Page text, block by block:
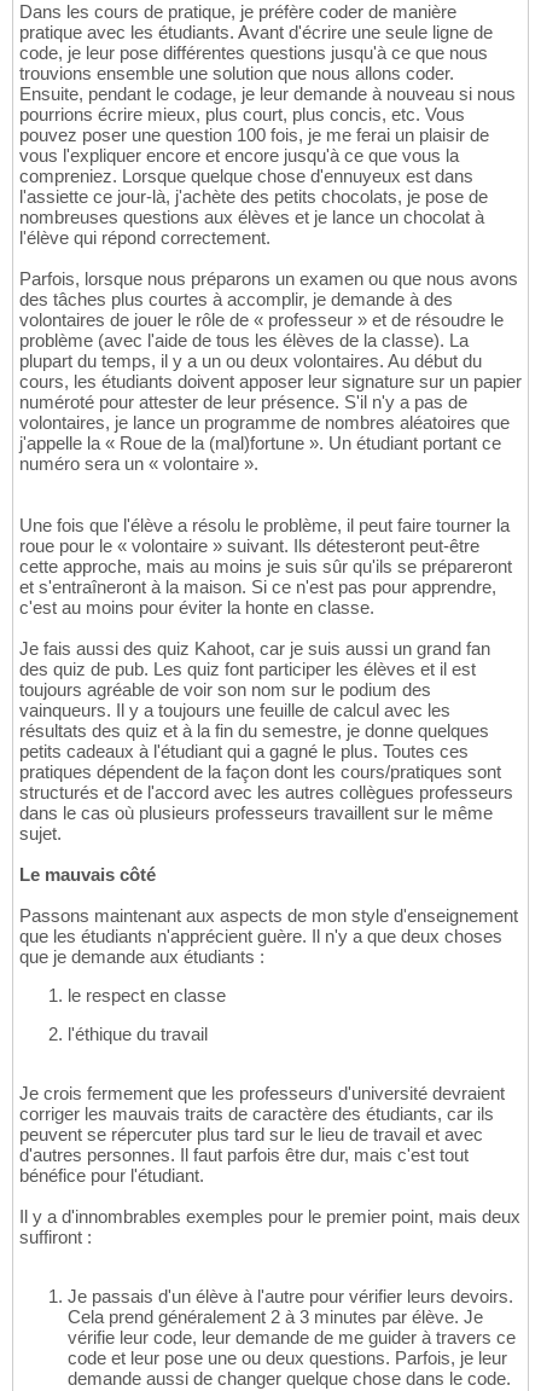
Dans les cours de pratique, je préfère coder de manière
pratique avec les étudiants. Avant d'écrire une seule ligne de
code, je leur pose différentes questions jusqu'à ce que nous
trouvions ensemble une solution que nous allons coder.
Ensuite, pendant le codage, je leur demande à nouveau si nous
pourrions écrire mieux, plus court, plus concis, etc. Vous
pouvez poser une question 100 fois, je me ferai un plaisir de
vous l'expliquer encore et encore jusqu'à ce que vous la
compreniez. Lorsque quelque chose d'ennuyeux est dans
l'assiette ce jour-là, j'achète des petits chocolats, je pose de
nombreuses questions aux élèves et je lance un chocolat à
l'élève qui répond correctement.
Parfois, lorsque nous préparons un examen ou que nous avons
des tâches plus courtes à accomplir, je demande à des
volontaires de jouer le rôle de « professeur » et de résoudre le
problème (avec l'aide de tous les élèves de la classe). La
plupart du temps, il y a un ou deux volontaires. Au début du
cours, les étudiants doivent apposer leur signature sur un papier
numéroté pour attester de leur présence. S'il n'y a pas de
volontaires, je lance un programme de nombres aléatoires que
j'appelle la « Roue de la (mal)fortune ». Un étudiant portant ce
numéro sera un « volontaire ».
Une fois que l'élève a résolu le problème, il peut faire tourner la
roue pour le « volontaire » suivant. Ils détesteront peut-être
cette approche, mais au moins je suis sûr qu'ils se prépareront
et s'entraîneront à la maison. Si ce n'est pas pour apprendre,
c'est au moins pour éviter la honte en classe.
Je fais aussi des quiz Kahoot, car je suis aussi un grand fan
des quiz de pub. Les quiz font participer les élèves et il est
toujours agréable de voir son nom sur le podium des
vainqueurs. Il y a toujours une feuille de calcul avec les
résultats des quiz et à la fin du semestre, je donne quelques
petits cadeaux à l'étudiant qui a gagné le plus. Toutes ces
pratiques dépendent de la façon dont les cours/pratiques sont
structurés et de l'accord avec les autres collègues professeurs
dans le cas où plusieurs professeurs travaillent sur le même
sujet.
Le mauvais côté
Passons maintenant aux aspects de mon style d'enseignement
que les étudiants n'apprécient guère. Il n'y a que deux choses
que je demande aux étudiants :
le respect en classe
l'éthique du travail
Je crois fermement que les professeurs d'université devraient
corriger les mauvais traits de caractère des étudiants, car ils
peuvent se répercuter plus tard sur le lieu de travail et avec
d'autres personnes. Il faut parfois être dur, mais c'est tout
bénéfice pour l'étudiant.
Il y a d'innombrables exemples pour le premier point, mais deux
suffiront :
Je passais d'un élève à l'autre pour vérifier leurs devoirs.
Cela prend généralement 2 à 3 minutes par élève. Je
vérifie leur code, leur demande de me guider à travers ce
code et leur pose une ou deux questions. Parfois, je leur
demande aussi de changer quelque chose dans le code.